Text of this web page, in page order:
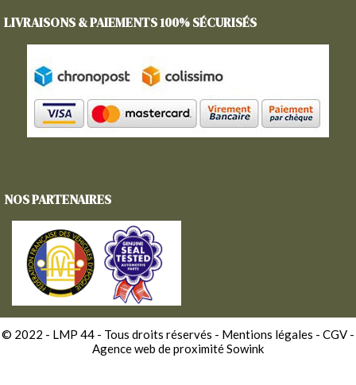
LIVRAISONS & PAIEMENTS 100% SÉCURISÉS
NOS PARTENAIRES
© 2022 - LMP 44 - Tous droits réservés - Mentions légales - CGV -
Agence web de proximité Sowink